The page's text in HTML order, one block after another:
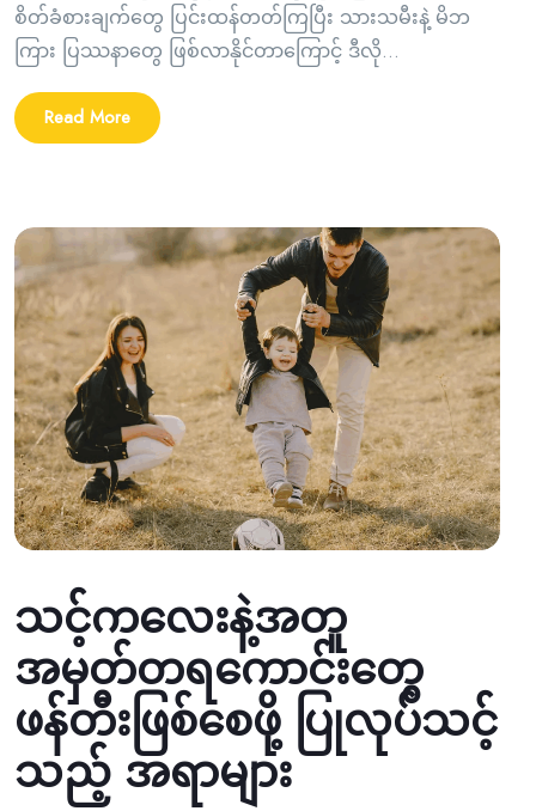
စိတ်ခံစားချက်တွေ ပြင်းထန်တတ်ကြပြီး သားသမီးနဲ့ မိဘ
ကြား ပြဿနာတွေ ဖြစ်လာနိုင်တာကြောင့် ဒီလို...
Read More
သင့်ကလေးနဲ့အတူ
အမှတ်တရကောင်းတွေ
ဖန်တီးဖြစ်စေဖို့ ပြုလုပ်သင့်
သည့် အရာများ